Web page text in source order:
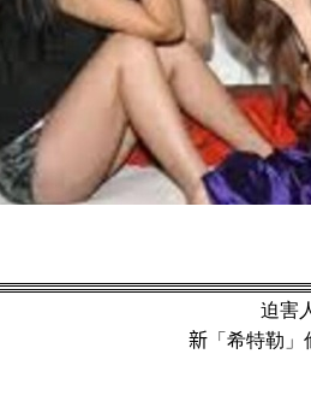
迫害
新 「希特勒